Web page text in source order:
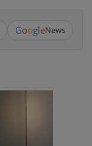
GoogleNews